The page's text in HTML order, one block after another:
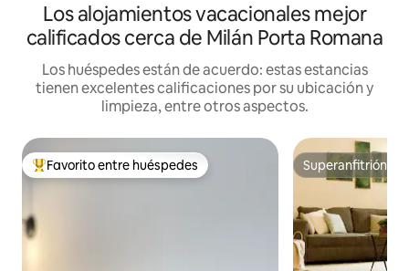
Los alojamientos vacacionales mejor
calificados cerca de Milán Porta Romana
Los huéspedes están de acuerdo: estas estancias
tienen excelentes calificaciones por su ubicación y
limpieza, entre otros aspectos.
De los mejores en Favorito entre huéspedes
Favorito entre huéspedes Superanfitrión
Superanfitrión